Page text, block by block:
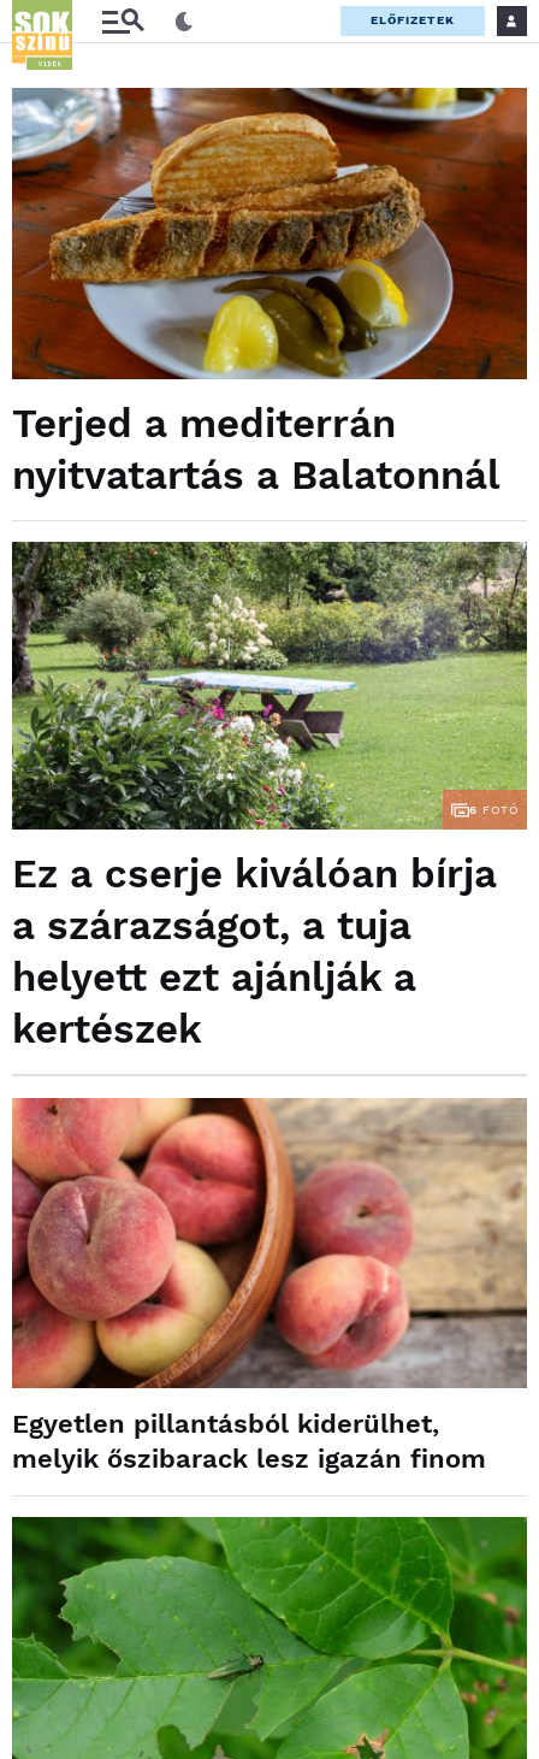
ELŐFIZETEK
Terjed a mediterrán
nyitvatartás a Balatonnál
6 FOTÓ
Ez a cserje kiválóan bírja
a szárazságot, a tuja
helyett ezt ajánlják a
kertészek
Egyetlen pillantásból kiderülhet,
melyik őszibarack lesz igazán finom